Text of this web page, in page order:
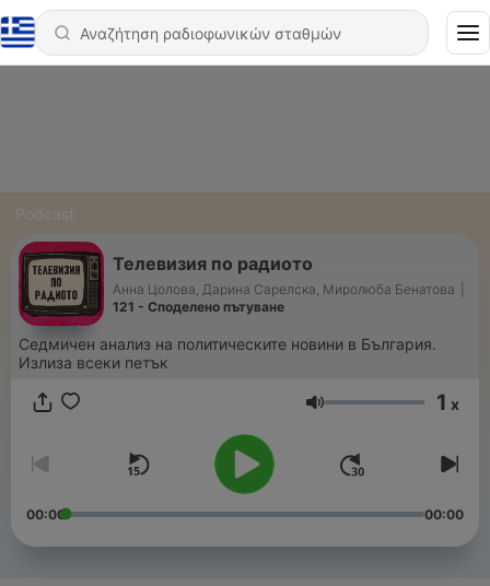
Podcast
Телевизия по радиото
Анна Цолова, Дарина Сарелска, Миролюба Бенатова
121 - Споделено пътуване
Седмичен анализ на политическите новини в България.
Излиза всеки петък
Ένταση 1 x
00:00 00:00